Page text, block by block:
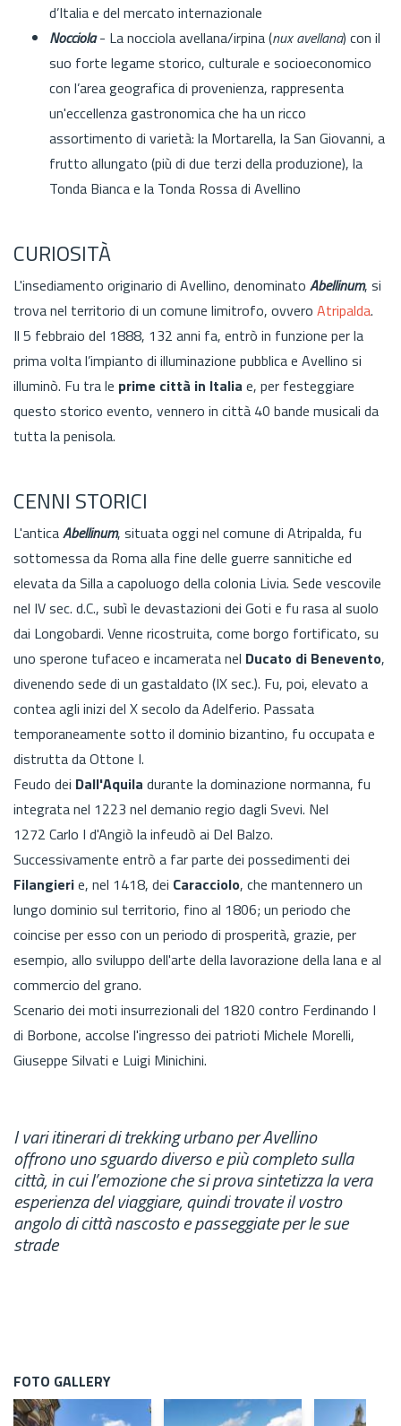
d’Italia e del mercato internazionale
Nocciola - La nocciola avellana/irpina (nux avellana) con il
suo forte legame storico, culturale e socioeconomico
con l’area geografica di provenienza, rappresenta
un'eccellenza gastronomica che ha un ricco
assortimento di varietà: la Mortarella, la San Giovanni, a
frutto allungato (più di due terzi della produzione), la
Tonda Bianca e la Tonda Rossa di Avellino
CURIOSITÀ
L'insediamento originario di Avellino, denominato Abellinum, si
trova nel territorio di un comune limitrofo, ovvero Atripalda.
Il 5 febbraio del 1888, 132 anni fa, entrò in funzione per la
prima volta l’impianto di illuminazione pubblica e Avellino si
illuminò. Fu tra le prime città in Italia e, per festeggiare
questo storico evento, vennero in città 40 bande musicali da
tutta la penisola.
CENNI STORICI
L'anticaAbellinum, situata oggi nel comune di Atripalda, fu
sottomessa da Roma alla fine delle guerre sannitiche ed
elevata da Silla a capoluogo della colonia Livia. Sede vescovile
nel IV sec. d.C., subì le devastazioni dei Goti e fu rasa al suolo
dai Longobardi. Venne ricostruita, come borgo fortificato, su
uno sperone tufaceo e incamerata nel Ducato di Benevento,
divenendo sede di un gastaldato (IX sec.). Fu, poi, elevato a
contea agli inizi del X secolo da Adelferio. Passata
temporaneamente sotto il dominio bizantino, fu occupata e
distrutta da Ottone I.
Feudo dei Dall'Aquila durante la dominazione normanna, fu
integrata nel 1223 nel demanio regio dagli Svevi. Nel
1272 Carlo I d'Angiò la infeudò ai Del Balzo.
Successivamente entrò a far parte dei possedimenti dei
Filangierie, nel 1418, dei Caracciolo, che mantennero un
lungo dominio sul territorio, fino al 1806; un periodo che
coincise per esso con un periodo di prosperità, grazie, per
esempio, allo sviluppo dell'arte della lavorazione della lana e al
commercio del grano.
Scenario dei moti insurrezionali del 1820 contro Ferdinando I
di Borbone, accolse l'ingresso dei patrioti Michele Morelli,
Giuseppe Silvati e Luigi Minichini.
I vari itinerari di trekking urbano per Avellino
offrono uno sguardo diverso e più completo sulla
città, in cui l’emozione che si prova sintetizza la vera
esperienza del viaggiare, quindi trovate il vostro
angolo di città nascosto e passeggiate per le sue
strade
FOTO GALLERY